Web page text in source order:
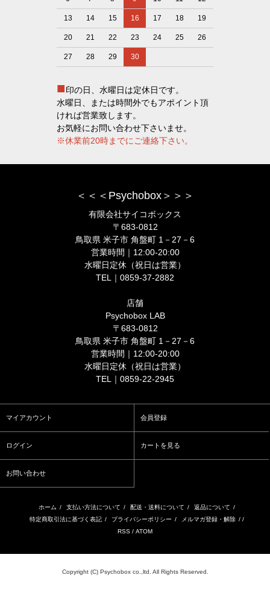
13 14 15 16 17 18 19
20 21 22 23 24 25 26
27 28 29 30
■印の日、水曜日は定休日です。
水曜日、または時間外でもアポイント頂
ければ営業致します。
お気軽にお問い合わせ下さいませ。
※休業前20時までにご連絡下さい。
＜＜＜Psychobox＞＞＞
有限会社サイコボックス
〒683-0812
鳥取県 米子市 角盤町 1－27－6
営業時間｜12:00-20:00
水曜日定休（祝日は営業）
TEL｜0859-37-2882
店舗
Psychobox LAB
〒683-0812
鳥取県 米子市 角盤町 1－27－6
営業時間｜12:00-20:00
水曜日定休（祝日は営業）
TEL｜0859-22-2945
マイアカウント 会員登録
ログイン カートを見る
お問い合わせ
ホーム / 支払い方法について / 配送・送料について / 返品について /
特定商取引法に基づく表記 / プライバシーポリシー / メルマガ登録・解除 / /
RSS / ATOM
Copyright (C) Psychobox co.,ltd. All Rights Reserved.